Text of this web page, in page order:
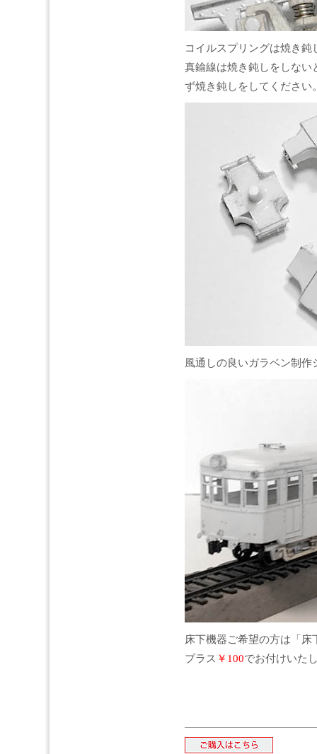
コイルスプリングは焼き
真鍮線は焼き鈍しをしない
ず焼き鈍しをしてください
風通しの良いガラベン制
床下機器ご希望の方は「
プラス ￥100でお付けいた